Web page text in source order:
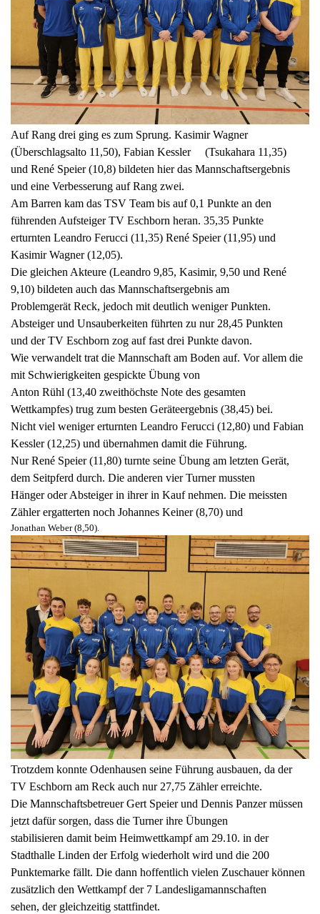
Auf Rang drei ging es zum Sprung. Kasimir Wagner
(Überschlagsalto 11,50), Fabian Kessler (Tsukahara 11,35)
und René Speier (10,8) bildeten hier das Mannschaftsergebnis
und eine Verbesserung auf Rang zwei.
Am Barren kam das TSV Team bis auf 0,1 Punkte an den
führenden Aufsteiger TV Eschborn heran. 35,35 Punkte
erturnten Leandro Ferucci (11,35) René Speier (11,95) und
Kasimir Wagner (12,05).
Die gleichen Akteure (Leandro 9,85, Kasimir, 9,50 und René
9,10) bildeten auch das Mannschaftsergebnis am
Problemgerät Reck, jedoch mit deutlich weniger Punkten.
Absteiger und Unsauberkeiten führten zu nur 28,45 Punkten
und der TV Eschborn zog auf fast drei Punkte davon.
Wie verwandelt trat die Mannschaft am Boden auf. Vor allem die
mit Schwierigkeiten gespickte Übung von
Anton Rühl (13,40 zweithöchste Note des gesamten
Wettkampfes) trug zum besten Geräteergebnis (38,45) bei.
Nicht viel weniger erturnten Leandro Ferucci (12,80) und Fabian
Kessler (12,25) und übernahmen damit die Führung.
Nur René Speier (11,80) turnte seine Übung am letzten Gerät,
dem Seitpferd durch. Die anderen vier Turner mussten
Hänger oder Absteiger in ihrer in Kauf nehmen. Die meissten
Zähler ergatterten noch Johannes Keiner (8,70) und
Jonathan Weber (8,50).
Trotzdem konnte Odenhausen seine Führung ausbauen, da der
TV Eschborn am Reck auch nur 27,75 Zähler erreichte.
Die Mannschaftsbetreuer Gert Speier und Dennis Panzer müssen
jetzt dafür sorgen, dass die Turner ihre Übungen
stabilisieren damit beim Heimwettkampf am 29.10. in der
Stadthalle Linden der Erfolg wiederholt wird und die 200
Punktemarke fällt. Die dann hoffentlich vielen Zuschauer können
zusätzlich den Wettkampf der 7 Landesligamannschaften
sehen, der gleichzeitig stattfindet.